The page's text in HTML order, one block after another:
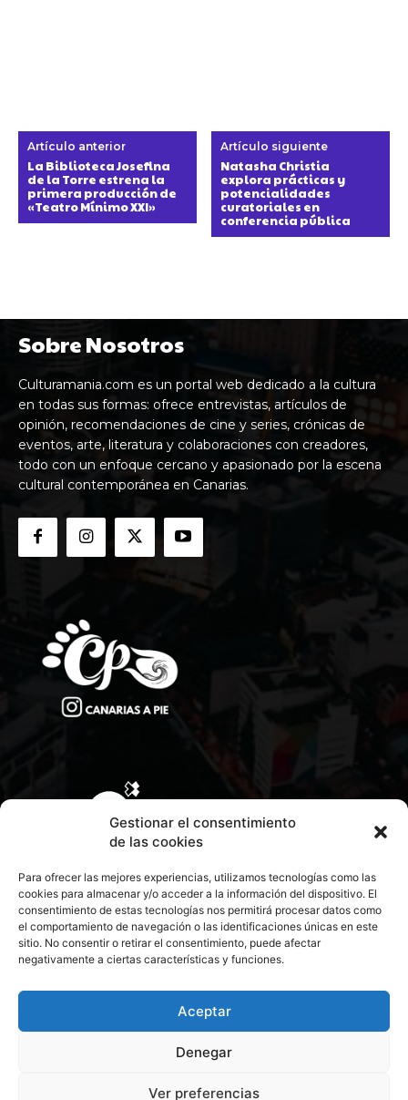
Gestionar el consentimiento
de las cookies
Para ofrecer las mejores experiencias, utilizamos tecnologías como las
cookies para almacenar y/o acceder a la información del dispositivo. El
consentimiento de estas tecnologías nos permitirá procesar datos como
el comportamiento de navegación o las identificaciones únicas en este
sitio. No consentir o retirar el consentimiento, puede afectar
negativamente a ciertas características y funciones.
Aceptar
Denegar
Ver preferencias
Artículo anterior
La Biblioteca Josefina
de la Torre estrena la
primera producción de
«Teatro Mínimo XXI»
Artículo siguiente
Natasha Christia
explora prácticas y
potencialidades
curatoriales en
conferencia pública
Sobre Nosotros
Culturamania.com es un portal web dedicado a la cultura
en todas sus formas: ofrece entrevistas, artículos de
opinión, recomendaciones de cine y series, crónicas de
eventos, arte, literatura y colaboraciones con creadores,
todo con un enfoque cercano y apasionado por la escena
cultural contemporánea en Canarias.
CONTACTA CON NOSOTROS